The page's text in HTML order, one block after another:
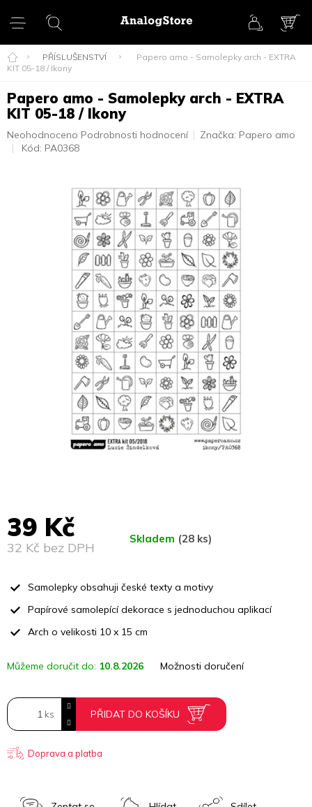
obsah
PŘÍSLUŠENSTVÍ
Papero amo - Samolepky arch - EXTRA
KIT 05-18 / Ikony
Papero amo - Samolepky arch - EXTRA
KIT 05-18 / Ikony
Průměrné
hodnocení
Neohodnoceno Podrobnosti hodnocení Značka: Papero amo
Kód: PA0368
39 Kč
32 Kč bez DPH
cena:
Skladem (28 ks)
Můžeme doručit do: 10.8.2026 Možnosti doručení
PŘIDAT DO KOŠÍKU
Samolepky obsahuji české texty a motivy
Papírové samolepící dekorace s jednoduchou aplikací
Arch o velikosti 10 x 15 cm
Doprava a platba